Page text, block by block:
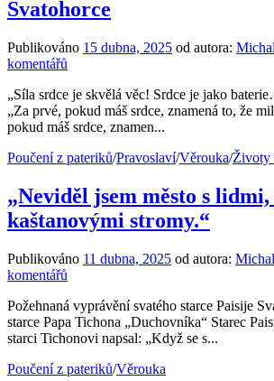
Svatohorce
Publikováno 15 dubna, 2025 od autora:
komentářů
„Síla srdce je skvělá věc! Srdce je jako
„Za prvé, pokud máš srdce, znamená to, že
pokud máš srdce, znamen...
Poučení z pateriků/Pravoslaví/Věrouka/Životy
„Neviděl jsem město s lidmi,
kaštanovými stromy.“
Publikováno 11 dubna, 2025 od autora:
komentářů
Požehnaná vyprávění svatého starce Paisije
starce Papa Tichona „Duchovníka“ Starec
starci Tichonovi napsal: „Když se s...
Poučení z pateriků/Věrouka